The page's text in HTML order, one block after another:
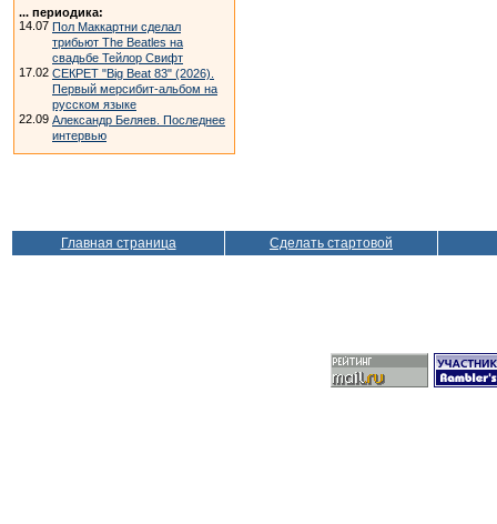
... периодика:
14.07 Пол Маккартни сделал
трибьют The Beatles на
свадьбе Тейлор Свифт
17.02 СЕКРЕТ "Big Beat 83" (2026).
Первый мерсибит-альбом на
русском языке
22.09 Александр Беляев. Последнее
интервью
Главная страница Сделать стартовой